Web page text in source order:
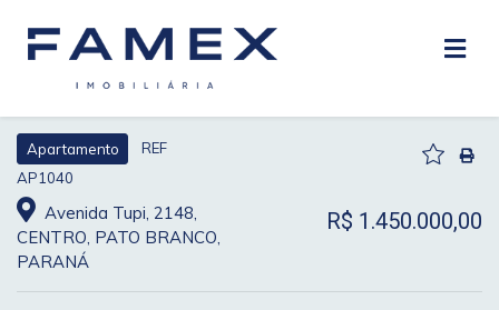
Apartamento
REF
AP1040
Avenida Tupi, 2148,
CENTRO, PATO BRANCO,
PARANÁ
R$ 1.450.000,00